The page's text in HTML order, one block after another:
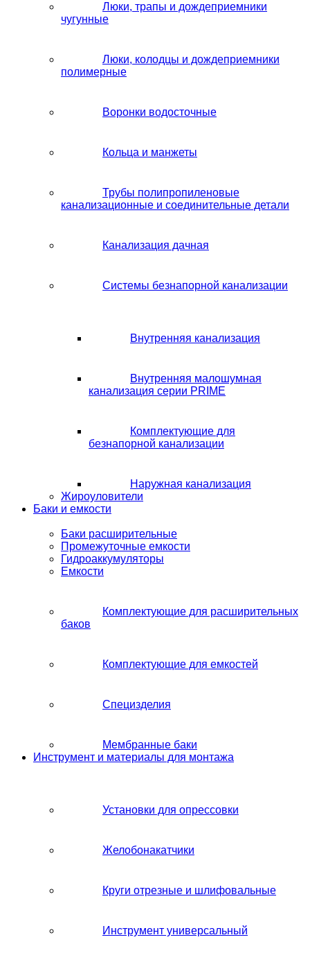
Люки, трапы и дождеприемники
чугунные
Люки, колодцы и дождеприемники
полимерные
Воронки водосточные
Кольца и манжеты
Трубы полипропиленовые
канализационные и соединительные детали
Канализация дачная
Системы безнапорной канализации
Внутренняя канализация
Внутренняя малошумная
канализация серии PRIME
Комплектующие для
безнапорной канализации
Наружная канализация
Жироуловители
Баки и емкости
Баки расширительные
Промежуточные емкости
Гидроаккумуляторы
Емкости
Комплектующие для расширительных
баков
Комплектующие для емкостей
Специзделия
Мембранные баки
Инструмент и материалы для монтажа
Установки для опрессовки
Желобонакатчики
Круги отрезные и шлифовальные
Инструмент универсальный